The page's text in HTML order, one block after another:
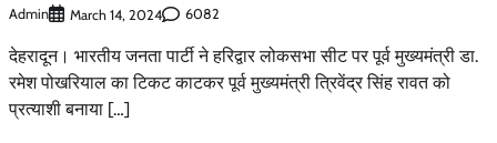
Admin March 14, 2024 6082
देहरादून। भारतीय जनता पार्टी ने हरिद्वार लोकसभा सीट पर पूर्व मुख्यमंत्री डा.
रमेश पोखरियाल का टिकट काटकर पूर्व मुख्यमंत्री त्रिवेंद्र सिंह रावत को
प्रत्याशी बनाया […]